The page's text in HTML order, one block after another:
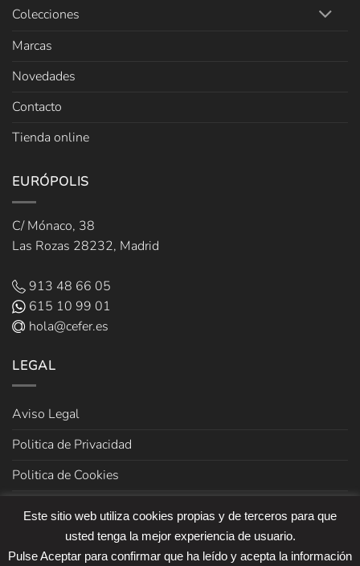
Colecciones
Marcas
Novedades
Contacto
Tienda online
EURÓPOLIS
C/ Mónaco, 38
Las Rozas 28232, Madrid
913 48 66 05
615 10 99 01
hola@cefer.es
LEGAL
Aviso Legal
Politica de Privacidad
Politica de Cookies
Este sitio web utiliza cookies propias y de terceros para que
usted tenga la mejor experiencia de usuario.
Pulse Aceptar para confirmar que ha leído y acepta la información